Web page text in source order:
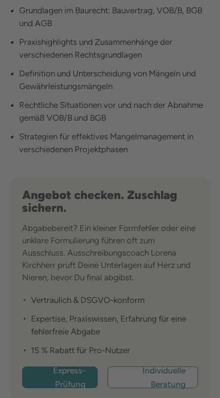
Grundlagen im Baurecht: Bauvertrag, VOB/B, BGB
und AGB
Praxishighlights und Zusammenhänge der
verschiedenen Rechtsgrundlagen
Definition und Unterscheidung von Mängeln und
Gewährleistungsmängeln
Rechtliche Situationen vor und nach der Abnahme
gemäß VOB/B und BGB
Strategien für effektives Mangelmanagement in
verschiedenen Projektphasen
Angebot checken. Zuschlag
sichern.
Abgabebereit? Ein kleiner Formfehler oder eine
unklare Formulierung führen oft zum
Ausschluss. Ausschreibungscoach Lorena
Kirchherr prüft Deine Unterlagen auf Herz und
Nieren, bevor Du final abgibst.
Vertraulich & DSGVO-konform
Expertise, Praxiswissen, Erfahrung für eine
fehlerfreie Abgabe
15 % Rabatt für Pro-Nutzer
Express-
Prüfung
Individuelle
Beratung